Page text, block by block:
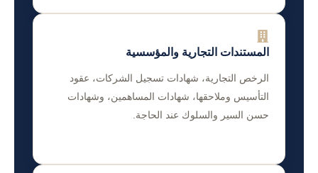
المستندات التجارية والمؤسسية
الرخص التجارية، شهادات تسجيل الشركات، عقود
التأسيس وملاحقها، شهادات المساهمين، وشهادات
حسن السير والسلوك عند الحاجة.